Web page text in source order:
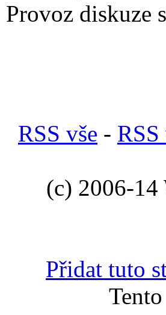
Provoz diskuze
RSS vše -
(c) 2006-14
Přidat tuto